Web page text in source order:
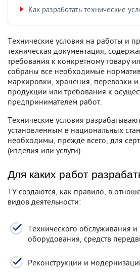
Как разработать технические
Технические условия на работы и
техническая документация,
требования к конкретному товару
собраны все необходимые
маркировки, хранения, перевозки и
продукции или требования к
предпринимателем работ.
Технические условия
установленным в национальных
необходимы, прежде всего, для
(изделия или услуги).
Для каких работ
ТУ создаются, как правило, в
видов деятельности:
Технического обслуживания и
оборудования, средств
Реконструкции и